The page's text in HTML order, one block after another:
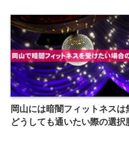
岡山には暗闇フィットネスは
どうしても通いたい際の選択